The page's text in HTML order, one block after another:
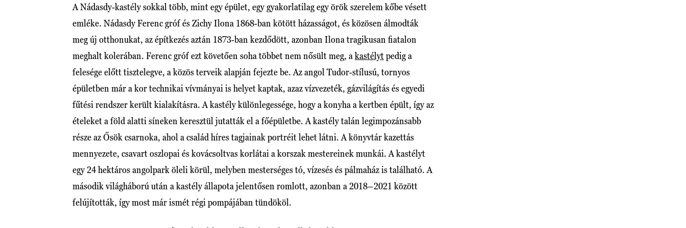
A Nádasdy-kastély sokkal több, mint egy épület, egy gyakorlatilag egy örök szerelem kőbe vésett
emléke. Nádasdy Ferenc gróf és Zichy Ilona 1868-ban kötött házasságot, és közösen álmodták
meg új otthonukat, az építkezés aztán 1873-ban kezdődött, azonban Ilona tragikusan fiatalon
meghalt kolerában. Ferenc gróf ezt követően soha többet nem nősült meg, akastélytpedig a
felesége előtt tisztelegve, a közös terveik alapján fejezte be. Az angol Tudor-stílusú, tornyos
épületben már a kor technikai vívmányai is helyet kaptak, azaz vízvezeték, gázvilágítás és egyedi
fűtési rendszer került kialakításra. A kastély különlegessége, hogy a konyha a kertben épült, így az
ételeket a föld alatti síneken keresztül jutatták el a főépületbe. A kastély talán legimpozánsabb
része az Ősök csarnoka, ahol a család híres tagjainak portréit lehet látni. A könyvtár kazettás
mennyezete, csavart oszlopai és kovácsoltvas korlátai a korszak mestereinek munkái. A kastélyt
egy 24 hektáros angolpark öleli körül, melyben mesterséges tó, vízesés és pálmaház is található. A
második világháború után a kastély állapota jelentősen romlott, azonban a 2018–2021 között
felújították, így most már ismét régi pompájában tündököl.